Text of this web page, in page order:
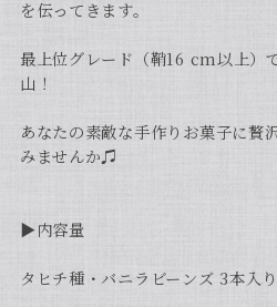
を伝ってきます。
最上位グレード（鞘16 cm以上）
山！
あなたの素敵な手作りお菓子に贅
みませんか♫
▶︎内容量
タヒチ種・バニラビーンズ 3本入り